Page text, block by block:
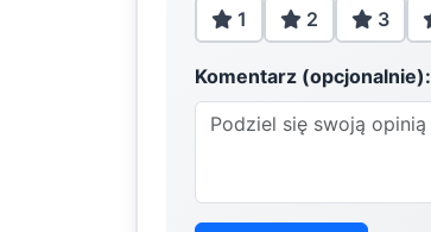
1 2 3
Komentarz (opcjonalnie):